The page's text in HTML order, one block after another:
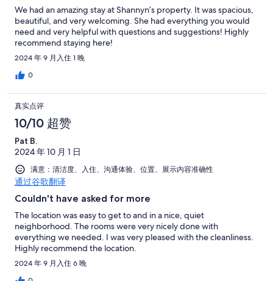
We had an amazing stay at Shannyn’s property. It was spacious,
beautiful, and very welcoming. She had everything you would
need and very helpful with questions and suggestions! Highly
recommend staying here!
2024 年 9 月入住 1 晚
0
真实点评
10/10 超赞
Pat B.
2024 年 10 月 1 日
满意：清洁度、入住、沟通体验、位置、展示内容准确性
通过谷歌翻译
Couldn't have asked for more
The location was easy to get to and in a nice, quiet
neighborhood. The rooms were very nicely done with
everything we needed. I was very pleased with the cleanliness.
Highly recommend the location.
2024 年 9 月入住 6 晚